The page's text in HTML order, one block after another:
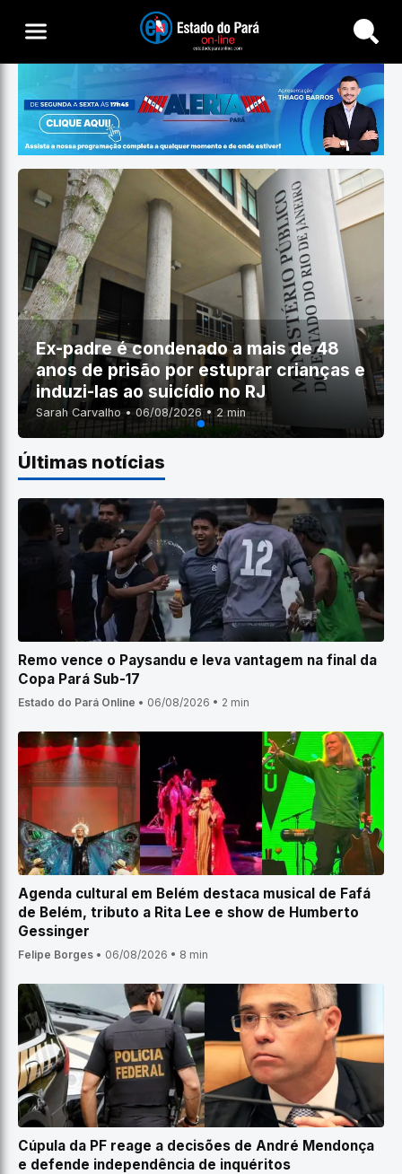
Buscar
Ex-padre é condenado a mais de 48
anos de prisão por estuprar crianças e
induzi-las ao suicídio no RJ
Sarah Carvalho • 06/08/2026 • 2 min
Últimas notícias
Remo vence o Paysandu e leva vantagem na final da
Copa Pará Sub-17
Estado do Pará Online • 06/08/2026 • 2 min
Agenda cultural em Belém destaca musical de Fafá
de Belém, tributo a Rita Lee e show de Humberto
Gessinger
Felipe Borges • 06/08/2026 • 8 min
Cúpula da PF reage a decisões de André Mendonça
e defende independência de inquéritos